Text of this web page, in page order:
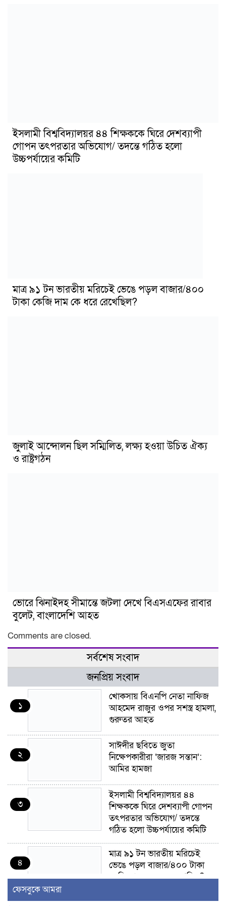
ইসলামী বিশ্ববিদ্যালয়র ৪৪ শিক্ষককে ঘিরে দেশব্যাপী
গোপন তৎপরতার অভিযোগ/ তদন্তে গঠিত হলো
উচ্চপর্যায়ের কমিটি
মাত্র ৯১ টন ভারতীয় মরিচেই ভেঙে পড়ল বাজার/৪০০
টাকা কেজি দাম কে ধরে রেখেছিল?
জুলাই আন্দোলন ছিল সম্মিলিত, লক্ষ্য হওয়া উচিত ঐক্য
ও রাষ্ট্রগঠন
ভোরে ঝিনাইদহ সীমান্তে জটলা দেখে বিএসএফের রাবার
বুলেট, বাংলাদেশি আহত
Comments are closed.
সর্বশেষ সংবাদ
জনপ্রিয় সংবাদ
১
খোকসায় বিএনপি নেতা নাফিজ
আহমেদ রাজুর ওপর সশস্ত্র হামলা,
গুরুতর আহত
২
সাঈদীর ছবিতে জুতা
নিক্ষেপকারীরা ‘জারজ সন্তান’:
আমির হামজা
৩
ইসলামী বিশ্ববিদ্যালয়র ৪৪
শিক্ষককে ঘিরে দেশব্যাপী গোপন
তৎপরতার অভিযোগ/ তদন্তে
গঠিত হলো উচ্চপর্যায়ের কমিটি
৪
মাত্র ৯১ টন ভারতীয় মরিচেই
ভেঙে পড়ল বাজার/৪০০ টাকা
কেজি দাম কে ধরে রেখেছিল?
জুলাই আন্দোলন ছিল সম্মিলিত,
ফেসবুকে আমরা